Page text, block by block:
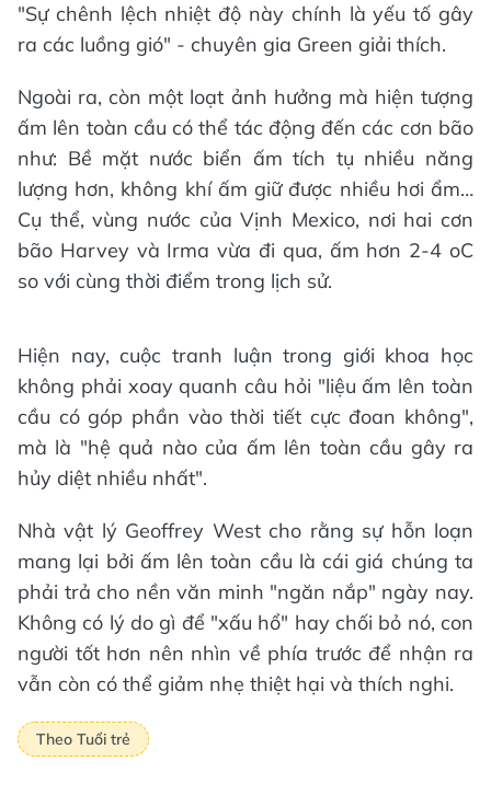
"Sự chênh lệch nhiệt độ này chính là yếu tố gây
ra các luồng gió" - chuyên gia Green giải thích.
Ngoài ra, còn một loạt ảnh hưởng mà hiện tượng
ấm lên toàn cầu có thể tác động đến các cơn bão
như: Bề mặt nước biển ấm tích tụ nhiều năng
lượng hơn, không khí ấm giữ được nhiều hơi ẩm…
Cụ thể, vùng nước của Vịnh Mexico, nơi hai cơn
bão Harvey và Irma vừa đi qua, ấm hơn 2-4 oC
so với cùng thời điểm trong lịch sử.
Hiện nay, cuộc tranh luận trong giới khoa học
không phải xoay quanh câu hỏi "liệu ấm lên toàn
cầu có góp phần vào thời tiết cực đoan không",
mà là "hệ quả nào của ấm lên toàn cầu gây ra
hủy diệt nhiều nhất".
Nhà vật lý Geoffrey West cho rằng sự hỗn loạn
mang lại bởi ấm lên toàn cầu là cái giá chúng ta
phải trả cho nền văn minh "ngăn nắp" ngày nay.
Không có lý do gì để "xấu hổ" hay chối bỏ nó, con
người tốt hơn nên nhìn về phía trước để nhận ra
vẫn còn có thể giảm nhẹ thiệt hại và thích nghi.
Theo Tuổi trẻ